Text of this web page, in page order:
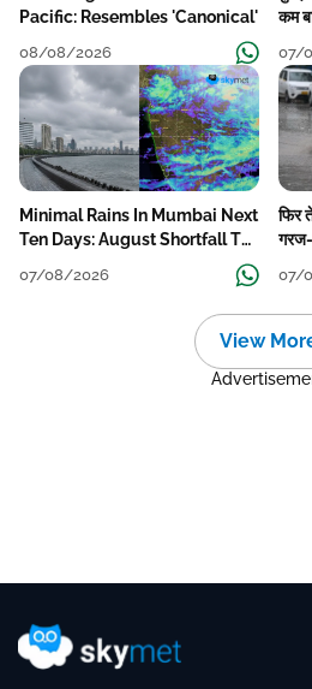
Pacific: Resembles 'Canonical'
08/08/2026
कम
07/
Minimal Rains In Mumbai Next
Ten Days: August Shortfall To
07/08/2026
फिर
07/
View